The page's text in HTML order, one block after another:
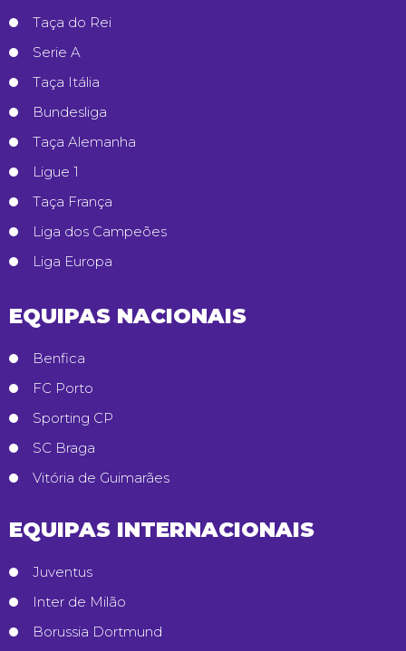
Taça do Rei
Serie A
Taça Itália
Bundesliga
Taça Alemanha
Ligue 1
Taça França
Liga dos Campeões
Liga Europa
EQUIPAS NACIONAIS
Benfica
FC Porto
Sporting CP
SC Braga
Vitória de Guimarães
EQUIPAS INTERNACIONAIS
Juventus
Inter de Milão
Borussia Dortmund